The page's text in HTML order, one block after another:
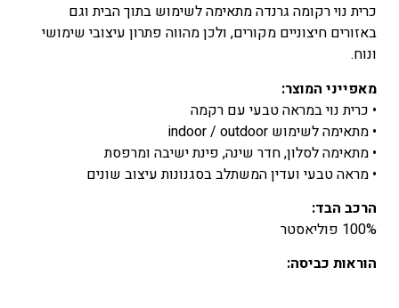
כרית נוי רקומה גרנדה מתאימה לשימוש בתוך הבית וגם
באזורים חיצוניים מקורים, ולכן מהווה פתרון עיצובי שימושי
ונוח.
מאפייני המוצר:
• כרית נוי במראה טבעי עם רקמה
• מתאימה לשימוש indoor / outdoor
• מתאימה לסלון, חדר שינה, פינת ישיבה ומרפסת
• מראה טבעי ועדין המשתלב בסגנונות עיצוב שונים
הרכב הבד:
100% פוליאסטר
הוראות כביסה: